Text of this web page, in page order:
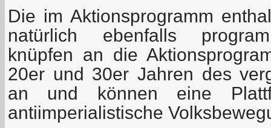
Die im Aktionsprogramm
natürlich ebenfalls
knüpfen an die
20er und 30er Jahren des
an und können eine
antiimperialistische